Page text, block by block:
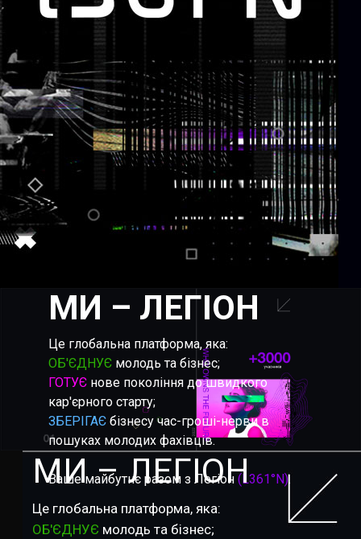
МИ – ЛЕГІОН
Це глобальна платформа, яка:
ОБ'ЄДНУЄ молодь та бізнес;
ГОТУЄ нове покоління до швидкого
кар'єрного старту;
ЗБЕРІГАЄ бізнесу час-гроші-нерви в
пошуках молодих фахівців.
Ваше майбутнє разом з Легіон (L361°N).
МИ – ЛЕГІОН
Це глобальна платформа, яка:
ОБ'ЄДНУЄ молодь та бізнес;